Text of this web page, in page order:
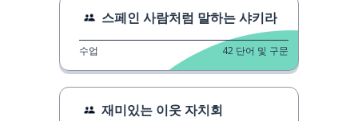
스페인 사람처럼 말하는 샤키라
수업 42 단어 및 구문
재미있는 이웃 자치회